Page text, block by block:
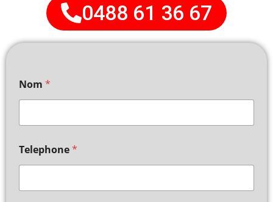
0488 61 36 67
Nom *
Telephone*